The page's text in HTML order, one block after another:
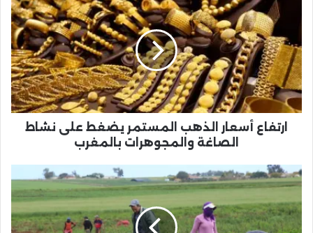
الذهب
المستمر
يضغط
على
نشاط
الصاغة
والمجوهرات
بالمغربارتفاع أسعار الذهب المستمر يضغط على نشاط
الصاغة والمجوهرات بالمغرب
ندرة
اليد
العاملة
الفلاحية
تضرب